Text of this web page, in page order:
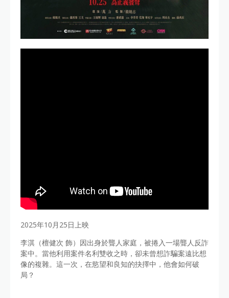
2025年10月25日上映
李淇（檀健次 飾）因出身於聾人家庭，被捲入一場聾人反詐
案中。當他利用案件名利雙收之時，卻未曾想詐騙案遠比想
像的複雜。這一次，在慾望和良知的抉擇中，他會如何破
局？